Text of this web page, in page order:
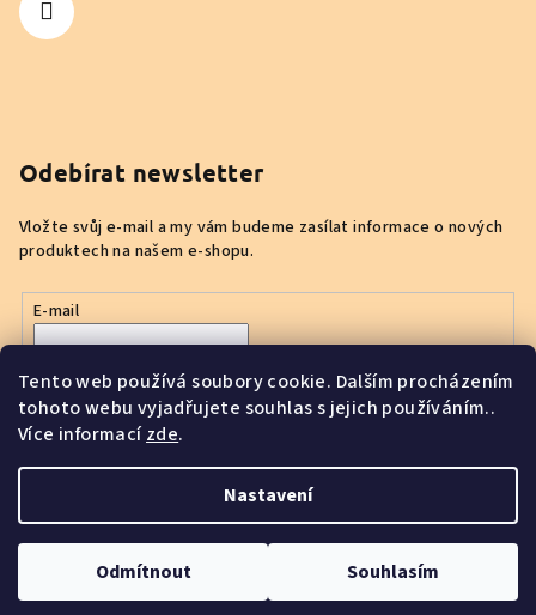
Tento web používá soubory cookie. Dalším procházením
tohoto webu vyjadřujete souhlas s jejich používáním..
Více informacízde.
Nastavení
Odmítnout Souhlasím
Odebírat newsletter
Vložte svůj e-mail a my vám budeme zasílat informace o nových
produktech na našem e-shopu.
E-mail
údajů
Přihlásit se
. Všechna práva vyhrazena.
Vytvořil Shoptet